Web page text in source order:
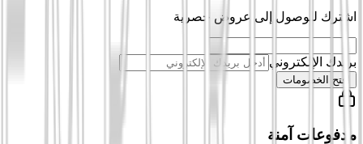
اشترك للوصول إلى عروض حصرية
بريدك الإلكتروني
افتح الخصومات
مدفوعات آمنة